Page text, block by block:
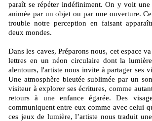
paraît se répéter indéfiniment. On y voit
animée par un objet ou par une ouverture.
trouble notre perception en faisant
deux mondes.
Dans les caves, Préparons nous, cet espace
lettres en un néon circulaire dont la
alentours, l'artiste nous invite à partager ses
Une atmosphère bleutée sublimée par un
visiteur à explorer ses écritures, comme
retours à une enfance égarée. Des
communiquent entre eux comme avec celui
ces jeux de lumière, l’artiste nous traduit